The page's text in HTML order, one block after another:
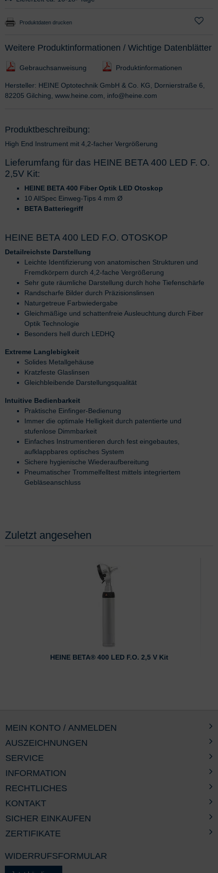
Produktdaten drucken
Weitere Produktinformationen / Wichtige Datenblätter
Gebrauchsanweisung Produktinformationen
Hersteller: HEINE Optotechnik GmbH & Co. KG, Dornierstraße 6,
82205 Gilching, www.heine.com, info@heine.com
Produktbeschreibung:
High End Instrument mit 4,2-facher Vergrößerung
Lieferumfang für das HEINE BETA 400 LED F. O.
2,5V Kit:
HEINE BETA 400 Fiber Optik LED Otoskop
10 AllSpec Einweg-Tips 4 mm Ø
BETA Batteriegriff
HEINE BETA 400 LED F.O. OTOSKOP
Detailreichste Darstellung
Leichte Identifizierung von anatomischen Strukturen und
Fremdkörpern durch 4,2-fache Vergrößerung
Sehr gute räumliche Darstellung durch hohe Tiefenschärfe
Randscharfe Bilder durch Präzisionslinsen
Naturgetreue Farbwiedergabe
Gleichmäßige und schattenfreie Ausleuchtung durch Fiber
Optik Technologie
Besonders hell durch LEDHQ
Extreme Langlebigkeit
Solides Metallgehäuse
Kratzfeste Glaslinsen
Gleichbleibende Darstellungsqualität
Intuitive Bedienbarkeit
Praktische Einfinger-Bedienung
Immer die optimale Helligkeit durch patentierte und
stufenlose Dimmbarkeit
Einfaches Instrumentieren durch fest eingebautes,
aufklappbares optisches System
Sichere hygienische Wiederaufbereitung
Pneumatischer Trommelfelltest mittels integriertem
Gebläseanschluss
Zuletzt angesehen
HEINE BETA® 400 LED F.O. 2,5 V Kit
AUSZEICHNUNGEN
SERVICE
INFORMATION
RECHTLICHES
MEIN KONTO / ANMELDEN
KONTAKT
SICHER EINKAUFEN
ZERTIFIKATE
WIDERRUFSFORMULAR